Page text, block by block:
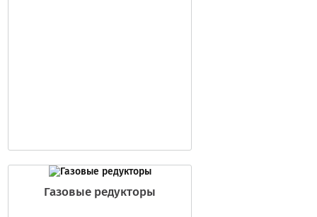
Газовые редукторы